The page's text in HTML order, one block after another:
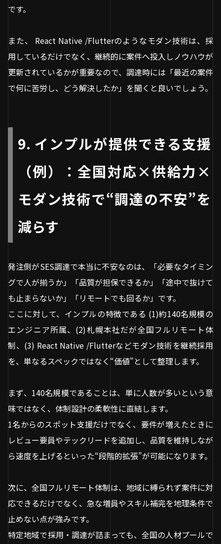
です。
また、 React Native /Flutterのようなモダン技術は、採
用しているだけでなく、継続的に案件へ投入しノウハウが
更新されているかが重要なので、調達時には「最近の案件
で何に苦労し、どう解決したか」を聞くと良いでしょう。
9. インプルが提供できる支援
（例）：全国対応×供給力×
モダン技術で“調達の不安”を
減らす
発注側がSES調達で本当に不安なのは、「必要なタイミン
グで人が揃うか」「品質が担保できるか」「途中で抜けて
も止まらないか」「リモートでも回るか」です。
ここに対して、インプルの特徴である (1)約140名規模の
エンジニア所属、(2)札幌本社だが全国フルリモート体
制、(3) React Native /Flutterなどモダン技術を継続採用
を、単なるスペックではなく“価値”として整理します。
まず、140名規模であることは、単に人数が多いという意
味ではなく、体制設計の柔軟性に直結します。
1名からのスポット支援だけでなく、要件が増えたときに
レビュー要員やテックリードを追加し、品質を維持しなが
ら速度を上げるといった“段階的拡張”が可能になります。
次に、全国フルリモート体制は、地域に縛られず案件に対
応できるだけでなく、急な増員やスキル補完を地理条件で
止めない点が強みです。
特定地域で採用・調達が詰まっても、全国の人材プールで